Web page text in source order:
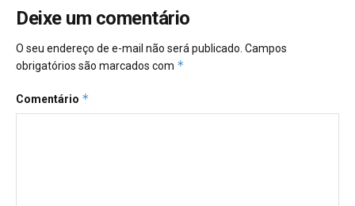
Deixe um comentário
O seu endereço de e-mail não será publicado. Campos
obrigatórios são marcados com *
Comentário *